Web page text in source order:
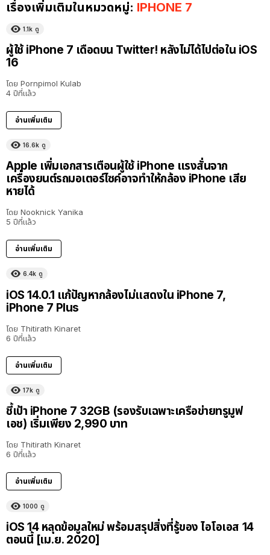
เรื่องเพิ่มเติมในหมวดหมู่: IPHONE 7
1.1k ดู
ผู้ใช้ iPhone 7 เดือดบน Twitter! หลังไม่ได้ไปต่อใน iOS
16
โดย Pornpimol Kulab
4 ปีที่แล้ว
อ่านเพิ่มเติม
16.6k ดู
Apple เพิ่มเอกสารเตือนผู้ใช้ iPhone แรงสั่นจาก
เครื่องยนต์รถมอเตอร์ไซค์อาจทำให้กล้อง iPhone เสีย
หายได้
โดย Nooknick Yanika
5 ปีที่แล้ว
อ่านเพิ่มเติม
6.4k ดู
iOS 14.0.1 แก้ปัญหากล้องไม่แสดงใน iPhone 7,
iPhone 7 Plus
โดย Thitirath Kinaret
6 ปีที่แล้ว
อ่านเพิ่มเติม
17k ดู
ชี้เป้า iPhone 7 32GB (รองรับเฉพาะเครือข่ายทรูมูฟ
เอช) เริ่มเพียง 2,990 บาท
โดย Thitirath Kinaret
6 ปีที่แล้ว
อ่านเพิ่มเติม
1000 ดู
iOS 14 หลุดข้อมูลใหม่ พร้อมสรุปสิ่งที่รู้ของ ไอโอเอส 14
ตอนนี้ [เม.ย. 2020]